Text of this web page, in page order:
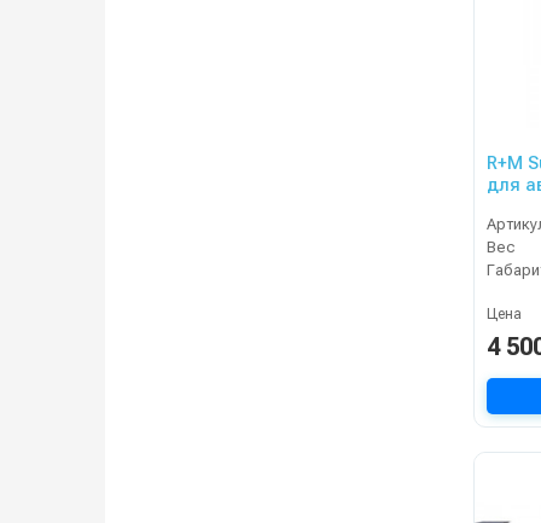
R+M
для
Вес
Цена
4